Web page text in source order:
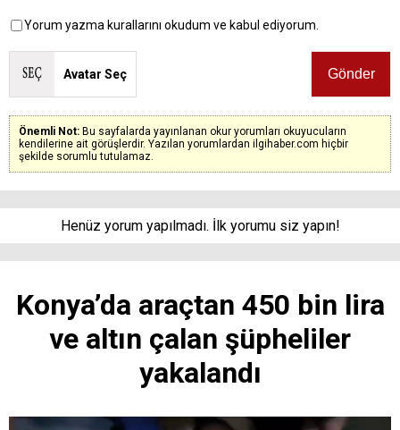
Yorum yazma kurallarını okudum ve kabul ediyorum.
Avatar Seç
Önemli Not: Bu sayfalarda yayınlanan okur yorumları okuyucuların
kendilerine ait görüşlerdir. Yazılan yorumlardan ilgihaber.com hiçbir
şekilde sorumlu tutulamaz.
Henüz yorum yapılmadı. İlk yorumu siz yapın!
Konya’da araçtan 450 bin lira
ve altın çalan şüpheliler
yakalandı